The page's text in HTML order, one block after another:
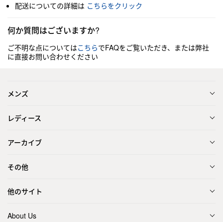
配送についての詳細は こちらをクリック
何か質問はございますか?
ご不明な点についてはこちらでFAQをご覧いただき、または弊社
に直接お問い合わせください
メンズ
レディース
アーカイブ
その他
他のサイト
About Us